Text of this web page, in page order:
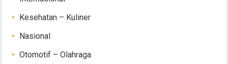
Kesehatan – Kuliner
Nasional
Otomotif – Olahraga